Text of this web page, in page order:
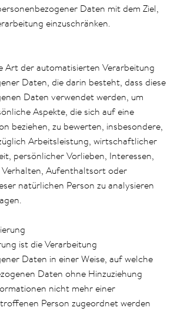
Daten mit dem Ziel,
einzuschränken.
Art der automatisierten Verarbeitung
Daten, die darin besteht, dass diese
Daten verwendet werden, um
Aspekte, die sich auf eine
beziehen, zu bewerten, insbesondere,
Arbeitsleistung, wirtschaftlicher
persönlicher Vorlieben, Interessen,
Verhalten, Aufenthaltsort oder
natürlichen Person zu analysieren
ist die Verarbeitung
Daten in einer Weise, auf welche
Daten ohne Hinzuziehung
nicht mehr einer
Person zugeordnet werden